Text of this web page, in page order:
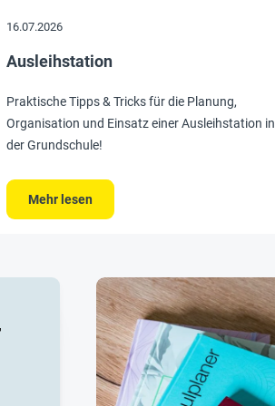
16.07.2026
Ausleihstation
Praktische Tipps & Tricks für die Planung,
Organisation und Einsatz einer Ausleihstation in
der Grundschule!